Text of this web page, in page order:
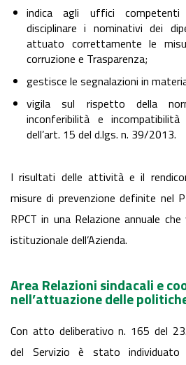
indica agli uffici competenti
disciplinare i nominativi dei
attuato correttamente le
corruzione e Trasparenza;
gestisce le segnalazioni in
vigila sul rispetto della
inconferibilità e
dell’art. 15 del d.lgs. n. 39/2013.
I risultati delle attività e il
misure di prevenzione definite nel
RPCT in una Relazione annuale
istituzionale dell’Azienda.
Area Relazioni sindacali e
nell’attuazione delle
Con atto deliberativo n. 165 del
del Servizio è stato individuato